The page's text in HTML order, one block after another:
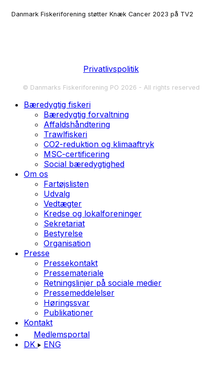
Danmark Fiskeriforening støtter Knæk Cancer 2023 på TV2
Privatlivspolitik
© Danmarks Fiskeriforening PO 2026 - All rights reserved
Bæredygtig fiskeri
Bæredygtig forvaltning
Affaldshåndtering
Trawlfiskeri
CO2-reduktion og klimaaftryk
MSC-certificering
Social bæredygtighed
Om os
Fartøjslisten
Udvalg
Vedtægter
Kredse og lokalforeninger
Sekretariat
Bestyrelse
Organisation
Presse
Pressekontakt
Pressemateriale
Retningslinjer på sociale medier
Pressemeddelelser
Høringssvar
Publikationer
Kontakt
Medlemsportal
DK
ENG